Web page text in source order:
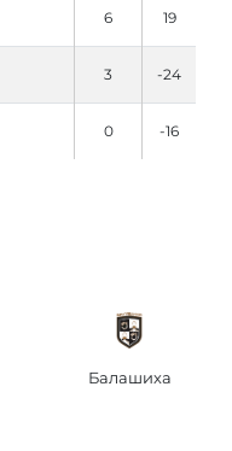
6 19
3 -24
0 -16
Балашиха